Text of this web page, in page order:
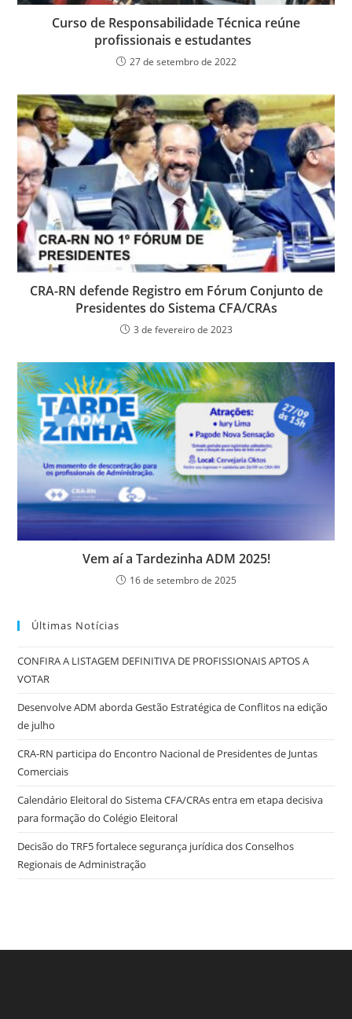
Curso de Responsabilidade Técnica reúne
profissionais e estudantes
27 de setembro de 2022
CRA-RN defende Registro em Fórum Conjunto de
Presidentes do Sistema CFA/CRAs
3 de fevereiro de 2023
Vem aí a Tardezinha ADM 2025!
16 de setembro de 2025
Últimas Notícias
CONFIRA A LISTAGEM DEFINITIVA DE PROFISSIONAIS APTOS A
VOTAR
Desenvolve ADM aborda Gestão Estratégica de Conflitos na edição
de julho
CRA-RN participa do Encontro Nacional de Presidentes de Juntas
Comerciais
Calendário Eleitoral do Sistema CFA/CRAs entra em etapa decisiva
para formação do Colégio Eleitoral
Decisão do TRF5 fortalece segurança jurídica dos Conselhos
Regionais de Administração